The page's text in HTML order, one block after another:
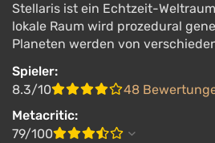
Stellaris ist ein Echtzeit-
lokale Raum wird prozedural
Planeten werden von
Spieler:
8.3/10
48
Metacritic:
79/100